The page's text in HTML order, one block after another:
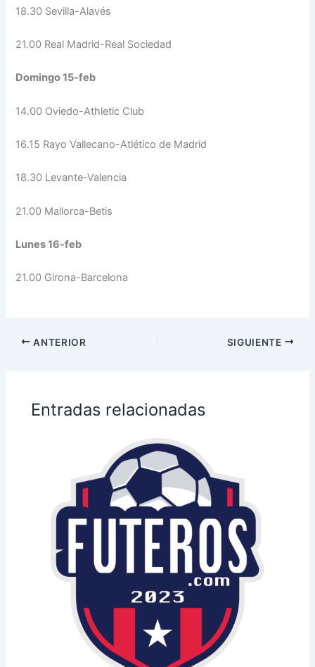
18.30 Sevilla-Alavés
21.00 Real Madrid-Real Sociedad
Domingo 15-feb
14.00 Oviedo-Athletic Club
16.15 Rayo Vallecano-Atlético de Madrid
18.30 Levante-Valencia
21.00 Mallorca-Betis
Lunes 16-feb
21.00 Girona-Barcelona
ANTERIOR SIGUIENTE
Entradas relacionadas